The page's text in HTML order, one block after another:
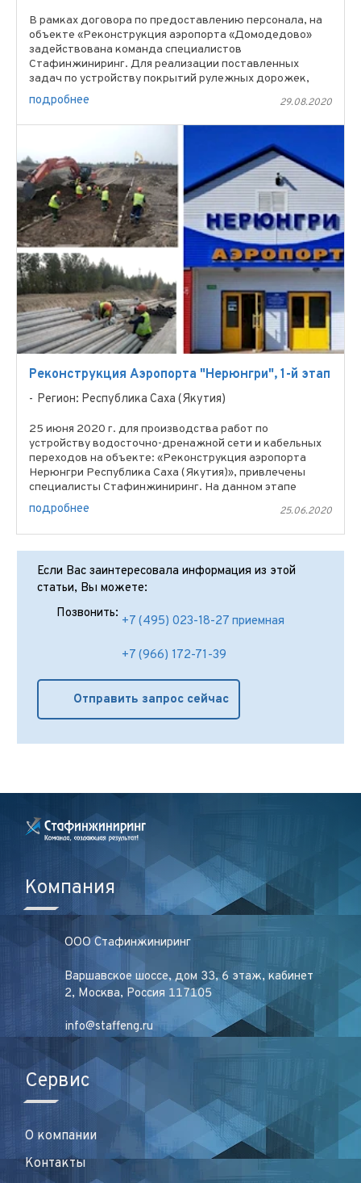
В рамках договора по предоставлению персонала, на
объекте «Реконструкция аэропорта «Домодедово»
задействована команда специалистов
Стафинжиниринг. Для реализации поставленных
задач по устройству покрытий рулежных дорожек,
монтажу ВДС и инженерных ...
подробнее 29.08.2020
Реконструкция Аэропорта "Нерюнгри", 1-й этап
Регион: Республика Саха (Якутия)
25 июня 2020 г. для производства работ по
устройству водосточно-дренажной сети и кабельных
переходов на объекте: «Реконструкция аэропорта
Нерюнгри Республика Саха (Якутия)», привлечены
специалисты Стафинжиниринг. На данном этапе
задействовано 2 ...
подробнее 25.06.2020
Если Вас заинтересовала информация из этой
статьи, Вы можете:
Позвонить:
+7 (495) 023-18-27 приемная
+7 (966) 172-71-39
Отправить запрос сейчас
Компания
ООО Стафинжиниринг
Варшавское шоссе, дом 33, 6 этаж, кабинет
2, Москва, Россия 117105
info@staffeng.ru
Сервис
О компании
Контакты